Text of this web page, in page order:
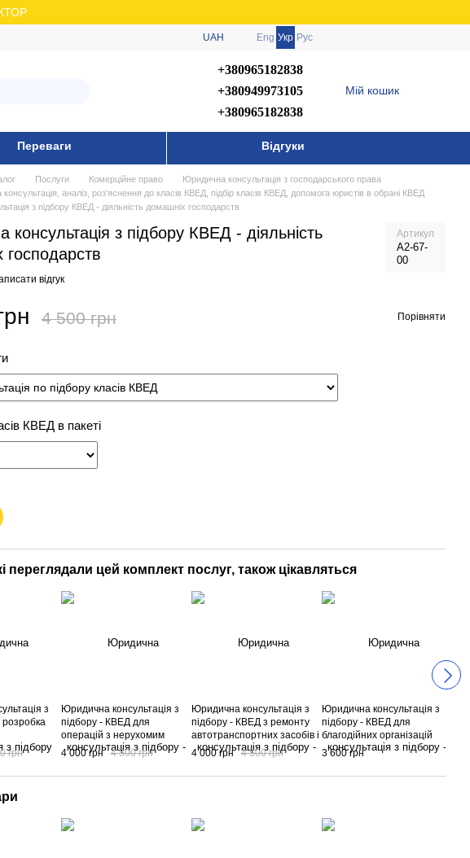
UAH Eng Укр Рус
+380965182838
+380949973105
+380965182838
Мій кошик
Переваги Відгуки
Послуги Комерційне право
Юридична консультація з господарського права
аналіз, роз'яснення до класів КВЕД, підбір класів КВЕД, допомога юристів в обрані КВЕД
з підбору КВЕД - діяльність домашніх господарств
з підбору КВЕД - діяльність
господарств
Артикул
А2-67-
00
відгук
4 500 грн Порівняти
КВЕД в пакеті
переглядали цей комплект послуг, також цікавляться
з
грн
Юридична консультація з
підбору - КВЕД для
операцій з нерухомим
майном
4 000 грн 4 500 грн
Юридична консультація з
підбору - КВЕД з ремонту
автотранспортних засобів і
мотоциклів
4 000 грн 4 500 грн
Юридична консультація з
підбору - КВЕД для
благодійних організацій
3 600 грн